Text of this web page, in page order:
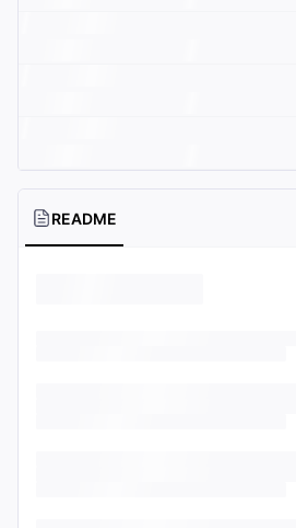
README